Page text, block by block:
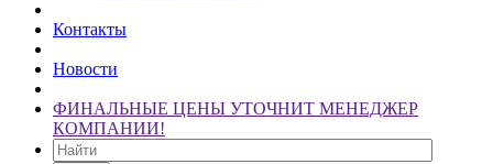
Контакты
Новости
ФИНАЛЬНЫЕ ЦЕНЫ УТОЧНИТ МЕНЕДЖЕР
КОМПАНИИ!